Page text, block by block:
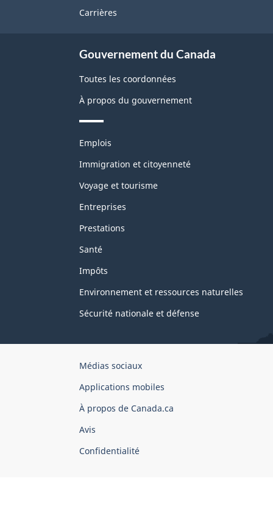
Carrières
Gouvernement du Canada
Toutes les coordonnées
À propos du gouvernement
Thèmes
sujets
Emplois
Immigration et citoyenneté
Voyage et tourisme
Entreprises
Prestations
Santé
Impôts
Environnement et ressources naturelles
Sécurité nationale et défense
Organisation
gouvernement
du
Canada
Médias sociaux
Applications mobiles
À propos de Canada.ca
Avis
Confidentialité